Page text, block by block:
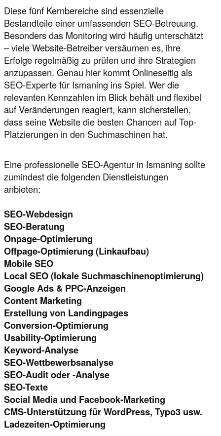
Diese fünf Kernbereiche sind essenzielle
Bestandteile einer umfassenden SEO-Betreuung.
Besonders das Monitoring wird häufig unterschätzt
– viele Website-Betreiber versäumen es, ihre
Erfolge regelmäßig zu prüfen und ihre Strategien
anzupassen. Genau hier kommt Onlineseitig als
SEO-Experte für Ismaning ins Spiel. Wer die
relevanten Kennzahlen im Blick behält und flexibel
auf Veränderungen reagiert, kann sicherstellen,
dass seine Website die besten Chancen auf Top-
Platzierungen in den Suchmaschinen hat.
Eine professionelle SEO-Agentur in Ismaning sollte
zumindest die folgenden Dienstleistungen
anbieten:
SEO-Webdesign
SEO-Beratung
Onpage-Optimierung
Offpage-Optimierung (Linkaufbau)
Mobile SEO
Local SEO (lokale Suchmaschinenoptimierung)
Google Ads & PPC-Anzeigen
Content Marketing
Erstellung von Landingpages
Conversion-Optimierung
Usability-Optimierung
Keyword-Analyse
SEO-Wettbewerbsanalyse
SEO-Audit oder -Analyse
SEO-Texte
Social Media und Facebook-Marketing
CMS-Unterstützung für WordPress, Typo3 usw.
Ladezeiten-Optimierung